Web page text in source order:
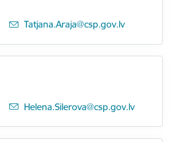
E-pasts:
Tatjana.Araja@csp.gov.lv
E-pasts:
Helena.Silerova@csp.gov.lv